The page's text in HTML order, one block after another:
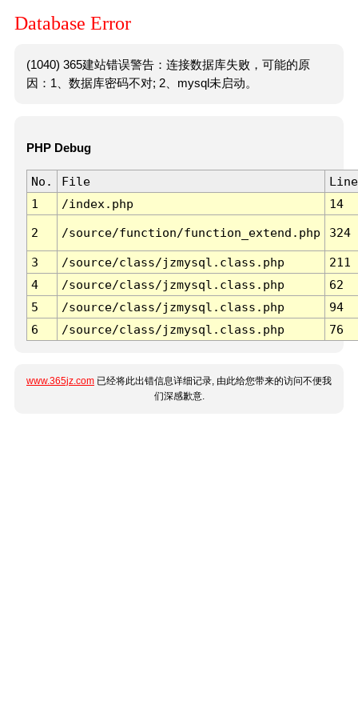
Database Error
(1040) 365建站错误警告：连接数据库失败，可能的原
因：1、数据库密码不对; 2、mysql未启动。
PHP Debug
No. File
Line
1
/index.php 14
2 /source/function/function_extend.php 324
3 /source/class/jzmysql.class.php
211
4
/source/class/jzmysql.class.php
62
5
/source/class/jzmysql.class.php
94
6
/source/class/jzmysql.class.php 76
www.365jz.com 已经将此出错信息详细记录, 由此给您带来的访问不便我
们深感歉意.